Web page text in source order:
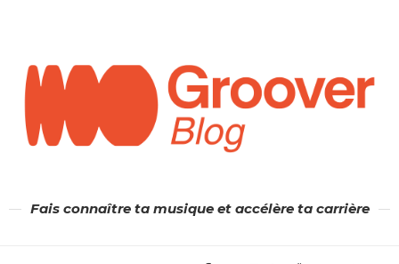
Fais connaître ta musique et accélère ta carrière